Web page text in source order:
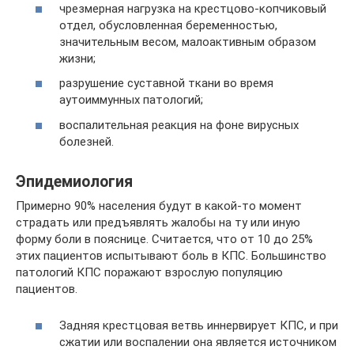
чрезмерная нагрузка на крестцово-копчиковый
отдел, обусловленная беременностью,
значительным весом, малоактивным образом
жизни;
разрушение суставной ткани во время
аутоиммунных патологий;
воспалительная реакция на фоне вирусных
болезней.
Эпидемиология
Примерно 90% населения будут в какой-то момент
страдать или предъявлять жалобы на ту или иную
форму боли в пояснице. Считается, что от 10 до 25%
этих пациентов испытывают боль в КПС. Большинство
патологий КПС поражают взрослую популяцию
пациентов.
Задняя крестцовая ветвь иннервирует КПС, и при
сжатии или воспалении она является источником